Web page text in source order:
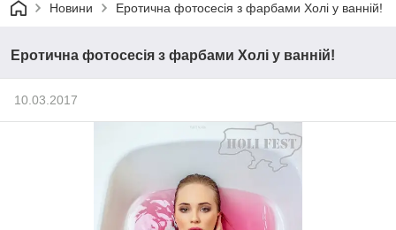
Новини Еротична фотосесія з фарбами Холі у ванній!
Еротична фотосесія з фарбами Холі у ванній!
10.03.2017